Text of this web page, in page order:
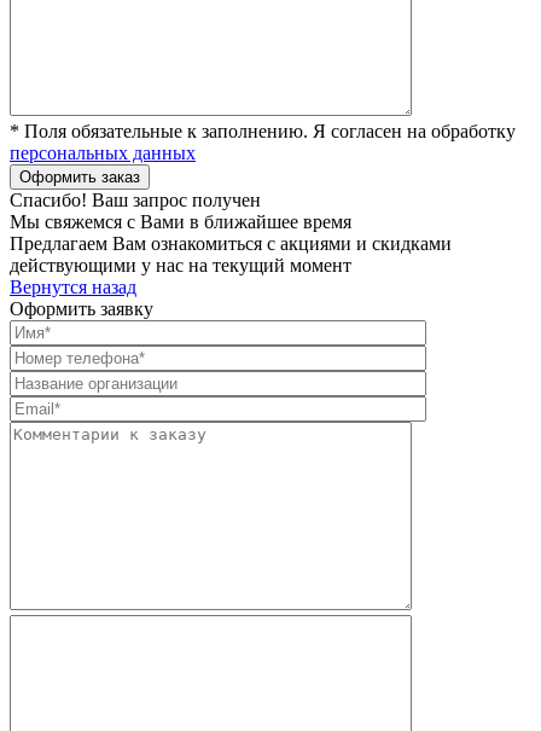
* Поля обязательные к заполнению. Я согласен на обработку
персональных данных
Спасибо! Ваш запрос получен
Мы свяжемся с Вами в ближайшее время
Предлагаем Вам ознакомиться с акциями и скидками
действующими у нас на текущий момент
Вернутся назад
Оформить заявку